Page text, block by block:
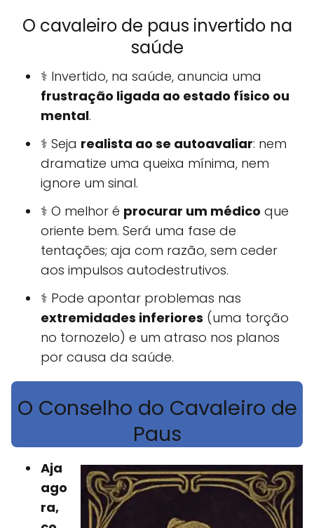
O cavaleiro de paus invertido na
saúde
⚕️ Invertido, na saúde, anuncia uma
frustração ligada ao estado físico ou
mental.
⚕️ Seja realista ao se autoavaliar: nem
dramatize uma queixa mínima, nem
ignore um sinal.
⚕️ O melhor é procurar um médico que
oriente bem. Será uma fase de
tentações; aja com razão, sem ceder
aos impulsos autodestrutivos.
⚕️ Pode apontar problemas nas
extremidades inferiores (uma torção
no tornozelo) e um atraso nos planos
por causa da saúde.
O Conselho do Cavaleiro de
Paus
Aja
ago
ra,